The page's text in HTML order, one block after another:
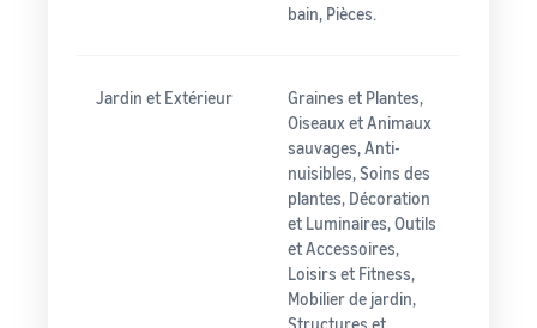
bain, Pièces.
Jardin et Extérieur
Graines et Plantes,
Oiseaux et Animaux
sauvages, Anti-
nuisibles, Soins des
plantes, Décoration
et Luminaires, Outils
et Accessoires,
Loisirs et Fitness,
Mobilier de jardin,
Structures et